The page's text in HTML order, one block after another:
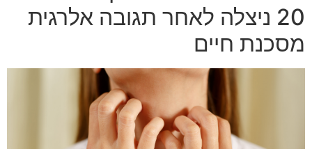
20 ניצלה לאחר תגובה אלרגית
מסכנת חיים